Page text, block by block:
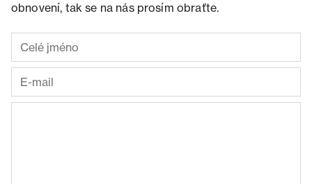
obnovení, tak se na nás prosím obraťte.